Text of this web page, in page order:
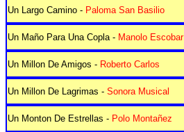
Un Largo Camino - Paloma San Basilio
Un Maño Para Una Copla - Manolo Escobar
Un Millon De Amigos - Roberto Carlos
Un Millon De Lagrimas - Sonora Musical
Un Monton De Estrellas - Polo Montañez